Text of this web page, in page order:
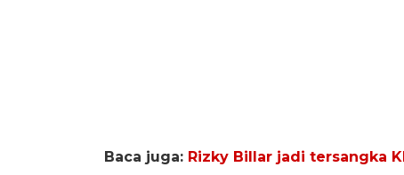
Baca juga: Rizky Billar jadi tersangka